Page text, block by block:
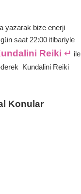
yazarak bize enerji
saat 22:00 itibariyle
Reiki ↵ ile
Kundalini Reiki
Konular